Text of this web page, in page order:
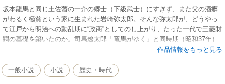
坂本龍馬と同じ土佐藩の一介の郷士（下級武士）にすぎず、また父の酒癖
がわるく極貧という家に生まれた岩崎弥太郎。そんな弥太郎が、どうやっ
て江戸から明治への動乱期に“政商”としてのし上がり、たった一代で三菱財
閥の基礎を築いたのか。司馬遼太郎「竜馬がゆく」と同時期（昭和37年）
に新聞連載され、大いに話題を呼んだ傑作歴史経済小説。物語は、安芸平
鮮やかなエピソードで描く群像劇！
作品情報をもっと見る
一般小説 小説 歴史・時代